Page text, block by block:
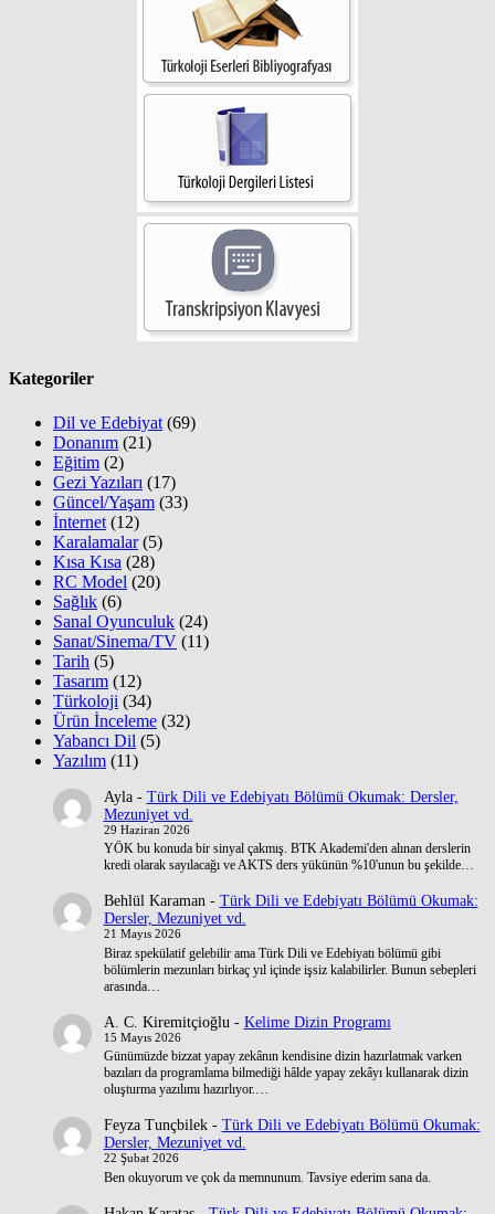
Kategoriler
Dil ve Edebiyat (69)
Donanım (21)
Eğitim (2)
Gezi Yazıları (17)
Güncel/Yaşam (33)
İnternet (12)
Karalamalar(5)
Kısa Kısa (28)
RC Model (20)
Sağlık (6)
Sanal Oyunculuk (24)
Sanat/Sinema/TV (11)
Tarih (5)
Tasarım (12)
Türkoloji (34)
Ürün İnceleme (32)
Yabancı Dil (5)
Yazılım (11)
Ayla- Türk Dili ve Edebiyatı Bölümü Okumak: Dersler,
Mezuniyet vd.
29 Haziran 2026
YÖK bu konuda bir sinyal çakmış. BTK Akademi'den alınan derslerin
kredi olarak sayılacağı ve AKTS ders yükünün %10'unun bu şekilde…
Behlül Karaman- Türk Dili ve Edebiyatı Bölümü Okumak:
Dersler, Mezuniyet vd.
21 Mayıs 2026
Biraz spekülatif gelebilir ama Türk Dili ve Edebiyatı bölümü gibi
bölümlerin mezunları birkaç yıl içinde işsiz kalabilirler. Bunun sebepleri
arasında…
A. C. Kiremitçioğlu - Kelime Dizin Programı
15 Mayıs 2026
Günümüzde bizzat yapay zekânın kendisine dizin hazırlatmak varken
bazıları da programlama bilmediği hâlde yapay zekâyı kullanarak dizin
oluşturma yazılımı hazırlıyor.…
Feyza Tunçbilek- Türk Dili ve Edebiyatı Bölümü Okumak:
Dersler, Mezuniyet vd.
22 Şubat 2026
Ben okuyorum ve çok da memnunum. Tavsiye ederim sana da.